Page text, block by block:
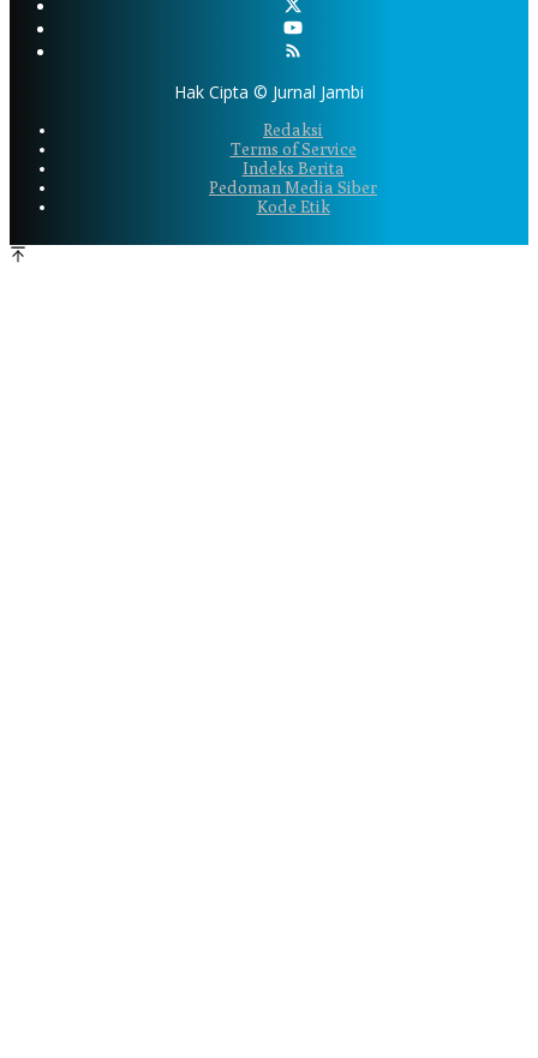
Hak Cipta © Jurnal Jambi
Redaksi
Terms of Service
Indeks Berita
Pedoman Media Siber
Kode Etik